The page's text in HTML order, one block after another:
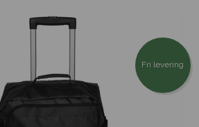
Fri levering